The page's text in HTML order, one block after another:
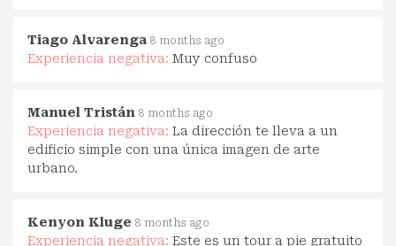
Tiago Alvarenga 8 months ago
Experiencia negativa: Muy confuso
Manuel Tristán 8 months ago
Experiencia negativa: La dirección te lleva a un
edificio simple con una única imagen de arte
urbano.
Kenyon Kluge 8 months ago
Experiencia negativa: Este es un tour a pie gratuito